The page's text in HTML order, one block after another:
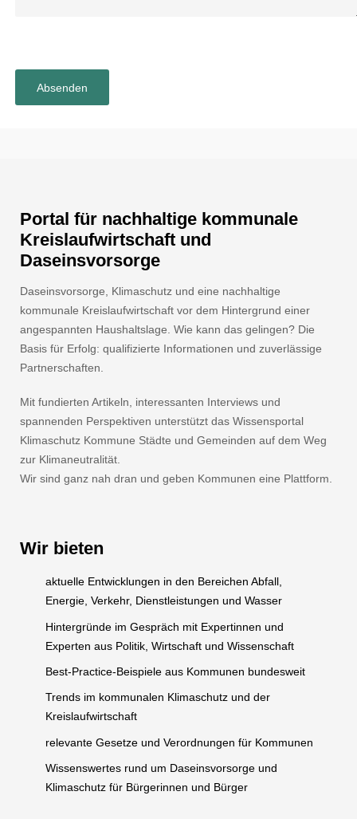
Portal für nachhaltige kommunale
Kreislaufwirtschaft und
Daseinsvorsorge
Daseinsvorsorge, Klimaschutz und eine nachhaltige
kommunale Kreislaufwirtschaft vor dem Hintergrund einer
angespannten Haushaltslage. Wie kann das gelingen? Die
Basis für Erfolg: qualifizierte Informationen und zuverlässige
Partnerschaften.
Mit fundierten Artikeln, interessanten Interviews und
spannenden Perspektiven unterstützt das Wissensportal
Klimaschutz Kommune Städte und Gemeinden auf dem Weg
zur Klimaneutralität.
Wir sind ganz nah dran und geben Kommunen eine Plattform.
Wir bieten
aktuelle Entwicklungen in den Bereichen Abfall,
Energie, Verkehr, Dienstleistungen und Wasser
Hintergründe im Gespräch mit Expertinnen und
Experten aus Politik, Wirtschaft und Wissenschaft
Best-Practice-Beispiele aus Kommunen bundesweit
Trends im kommunalen Klimaschutz und der
Kreislaufwirtschaft
relevante Gesetze und Verordnungen für Kommunen
Wissenswertes rund um Daseinsvorsorge und
Klimaschutz für Bürgerinnen und Bürger